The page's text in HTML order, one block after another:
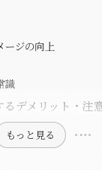
ージの向上
識
デメリット・注
もっと見る